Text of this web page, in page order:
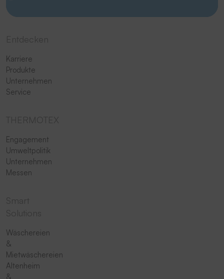
Karriere
Produkte
Unternehmen
Service
Engagement
Umweltpolitik
Unternehmen
Messen
Wäschereien
&
Mietwäschereien
Altenheim
&